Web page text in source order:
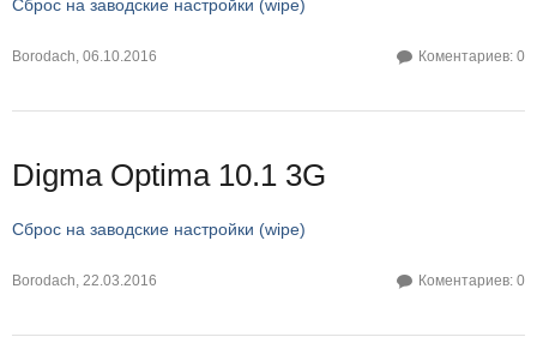
Сброс на заводские настройки (wipe)
Borodach, 06.10.2016 Коментариев: 0
Digma Optima 10.1 3G
Сброс на заводские настройки (wipe)
Borodach, 22.03.2016 Коментариев: 0